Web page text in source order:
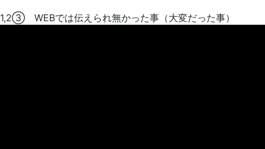
1,2③ WEBでは伝えられ無かった事（大変だった事）